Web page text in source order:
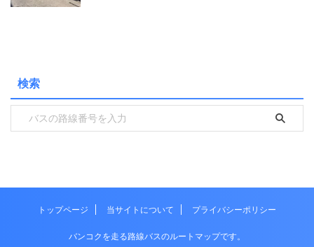
検索
トップページ 当サイトについて プライバシーポリシー
バンコクを走る路線バスのルートマップです。